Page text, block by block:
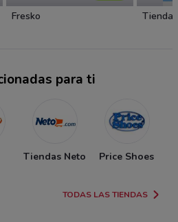
Fresko
para ti
Tiendas Neto Price Shoes
TODAS LAS TIENDAS